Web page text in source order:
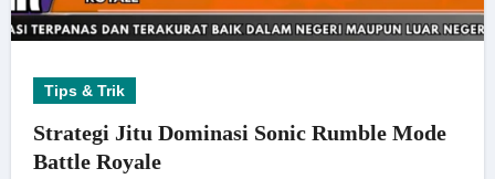
Tips & Trik
Strategi Jitu Dominasi Sonic Rumble Mode
Battle Royale